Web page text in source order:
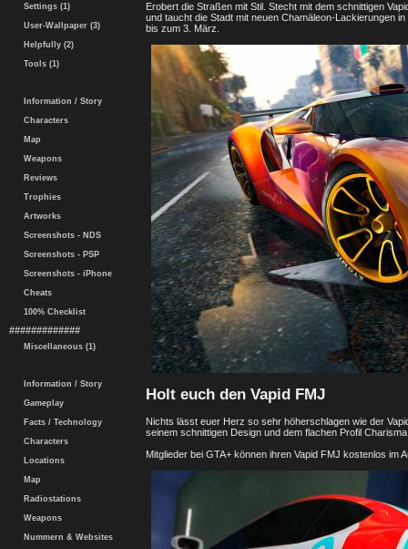
Settings (1)
User-Wallpaper (3)
Helpfully (2)
Tools (1)
Information / Story
Characters
Map
Weapons
Reviews
Trophies
Artworks
Screenshots - NDS
Screenshots - PSP
Screenshots - iPhone
Cheats
100% Checklist
#############
Miscellaneous (1)
Information / Story
Gameplay
Facts / Technology
Characters
Locations
Map
Radiostations
Weapons
Nummern & Websites
Erobert die Straßen mit Stil. Stecht mit dem schnittigen
und taucht die Stadt mit neuen Chamäleon-Lackierungen
bis zum 3. März.
Holt euch den Vapid FMJ
Nichts lässt euer Herz so sehr höherschlagen wie der
seinem schnittigen Design und dem flachen Profil
Mitglieder bei GTA+ können ihren Vapid FMJ kostenlos im